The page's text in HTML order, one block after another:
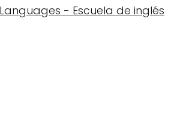
- Escuela de inglés